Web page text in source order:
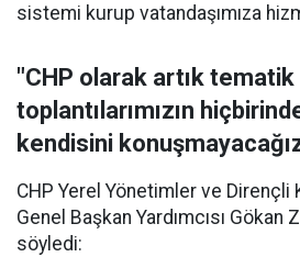
sistemi kurup vatandaşımıza
"CHP olarak artık tematik
toplantılarımızın
kendisini
CHP Yerel Yönetimler ve
Genel Başkan Yardımcısı Gökan
söyledi: